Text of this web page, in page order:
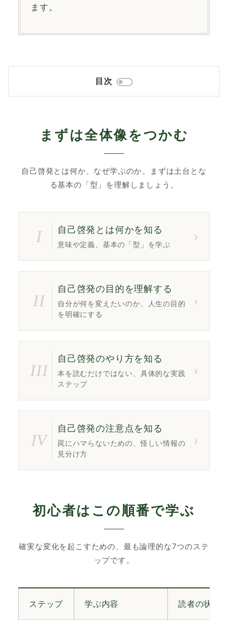
ます。
目次
まずは全体像をつかむ
自己啓発とは何か、なぜ学ぶのか。まずは土台とな
る基本の「型」を理解しましょう。
I 自己啓発とは何かを知る
意味や定義、基本の「型」を学ぶ
›
II
自己啓発の目的を理解する
自分が何を変えたいのか、人生の目的
を明確にする
›
III
自己啓発のやり方を知る
本を読むだけではない、具体的な実践
ステップ
›
IV
自己啓発の注意点を知る
罠にハマらないための、怪しい情報の
見分け方
›
初心者はこの順番で学ぶ
確実な変化を起こすための、最も論理的な7つのステ
ップです。
ステップ 学ぶ内容 読者の状態